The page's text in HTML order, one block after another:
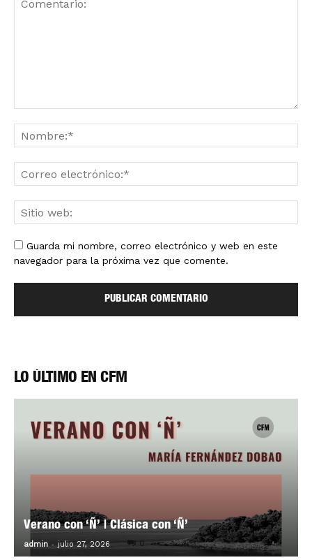
Guarda mi nombre, correo electrónico y web en este
navegador para la próxima vez que comente.
LO ÚLTIMO EN CFM
Verano con ‘Ñ’ | Clásica con ‘Ñ’
admin - julio 27, 2026 0